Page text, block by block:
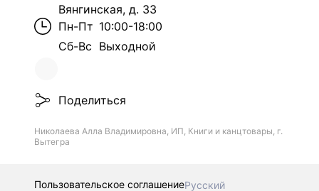
Вянгинская, д. 33
Пн-Пт 10:00-18:00
Сб-Вс Выходной
Поделиться
Николаева Алла Владимировна, ИП, Книги и канцтовары, г.
Вытегра
Пользовательское соглашениеРусский